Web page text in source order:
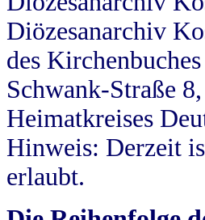
Diözesanarchiv
des
Schwank-Straße
Heimatkreises
Hinweis: Derzeit
erlaubt.